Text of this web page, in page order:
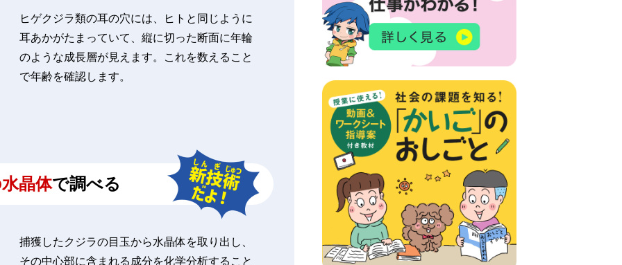
ヒゲクジラ類の耳の穴には、ヒトと同じように
耳あかがたまっていて、縦に切った断面に年輪
のような成長層が見えます。これを数えること
で年齢を確認します。
晶体で調べる
捕獲したクジラの目玉から水晶体を取り出し、
その中心部に含まれる成分を化学分析すること